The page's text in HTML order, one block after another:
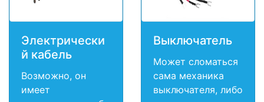
Электрически
й кабель
Возможно, он
имеет
Выключатель
Может сломаться
сама механика
выключателя, либо